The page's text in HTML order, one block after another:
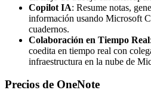
Copilot IA: Resume notas,
información usando Microsoft
cuadernos.
Colaboración en Tiempo Real
coedita en tiempo real con
infraestructura en la nube de
Precios de OneNote